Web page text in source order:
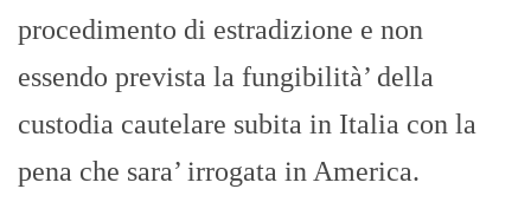
procedimento di estradizione e non
essendo prevista la fungibilità’ della
custodia cautelare subita in Italia con la
pena che sara’ irrogata in America.